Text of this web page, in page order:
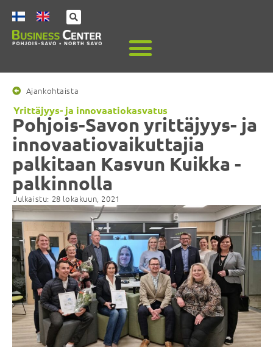
Ajankohtaista
Yrittäjyys- ja innovaatiokasvatus
Pohjois-Savon yrittäjyys- ja
innovaatiovaikuttajia
palkitaan Kasvun Kuikka -
palkinnolla
Julkaistu: 28 lokakuun, 2021